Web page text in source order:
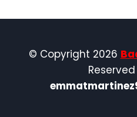
© Copyright 2026